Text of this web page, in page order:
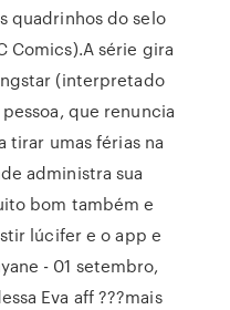
quadrinhos do selo
Comics).A série gira
(interpretado
que renuncia
tirar umas férias na
administra sua
bom também e
lúcifer e o app e
- 01 setembro,
Eva aff ???mais